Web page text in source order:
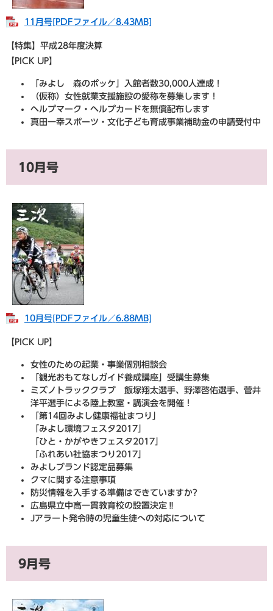
11月号​[PDFファイル／8.43MB]
【特集】平成28年度決算
【PICK UP】
「みよし 森のポッケ」入館者数30,000人達成！
（仮称）女性就業支援施設の愛称を募集します！
ヘルプマーク・ヘルプカードを無償配布します
真田一幸スポーツ・文化子ども育成事業補助金の申請受付中
10月号
10月号​[PDFファイル／6.88MB]
【PICK UP】
女性のための起業・事業個別相談会
「観光おもてなしガイド養成講座」受講生募集
ミズノトラッククラブ 飯塚翔太選手、野澤啓佑選手、菅井
洋平選手による陸上教室・講演会を開催！
「第14回みよし健康福祉まつり」
「みよし環境フェスタ2017」
「ひと・かがやきフェスタ2017」
「ふれあい社協まつり2017」
みよしブランド認定品募集
クマに関する注意事項
防災情報を入手する準備はできていますか?
広島県立中高一貫教育校の設置決定‼
Jアラート発令時の児童生徒への対応について
9月号